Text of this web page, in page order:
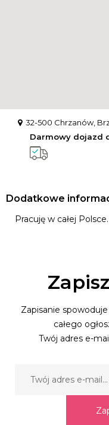
32-500 Chrzanów,
Darmowy dojazd
Dodatkowe
Pracuję w całej Polsce.
Zapisanie
całego
Twój adres e-